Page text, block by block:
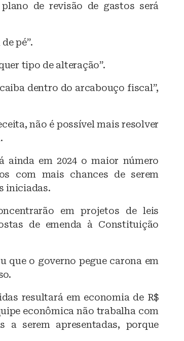
de revisão de gastos será
pé”.
tipo de alteração”.
dentro do arcabouço fiscal”,
não é possível mais resolver
ainda em 2024 o maior número
com mais chances de serem
iniciadas.
em projetos de leis
de emenda à Constituição
que o governo pegue carona em
resultará em economia de R$
econômica não trabalha com
a serem apresentadas, porque